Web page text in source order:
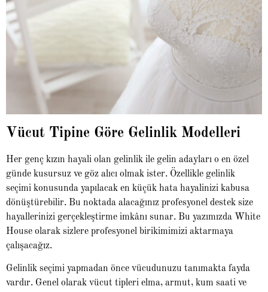
Vücut Tipine Göre Gelinlik Modelleri
Her genç kızın hayali olan gelinlik ile gelin adayları o en özel
günde kusursuz ve göz alıcı olmak ister. Özellikle gelinlik
seçimi konusunda yapılacak en küçük hata hayalinizi kabusa
dönüştürebilir. Bu noktada alacağınız profesyonel destek size
hayallerinizi gerçekleştirme imkânı sunar. Bu yazımızda White
House olarak sizlere profesyonel birikimimizi aktarmaya
çalışacağız.
Gelinlik seçimi yapmadan önce vücudunuzu tanımakta fayda
vardır. Genel olarak vücut tipleri elma, armut, kum saati ve